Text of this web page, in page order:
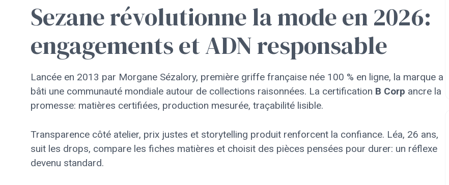
Sezane révolutionne la mode en 2026:
engagements et ADN responsable
Lancée en 2013 par Morgane Sézalory, première griffe française née 100 % en ligne, la marque a
bâti une communauté mondiale autour de collections raisonnées. La certification B Corp ancre la
promesse: matières certifiées, production mesurée, traçabilité lisible.
Transparence côté atelier, prix justes et storytelling produit renforcent la confiance. Léa, 26 ans,
suit les drops, compare les fiches matières et choisit des pièces pensées pour durer: un réflexe
devenu standard.